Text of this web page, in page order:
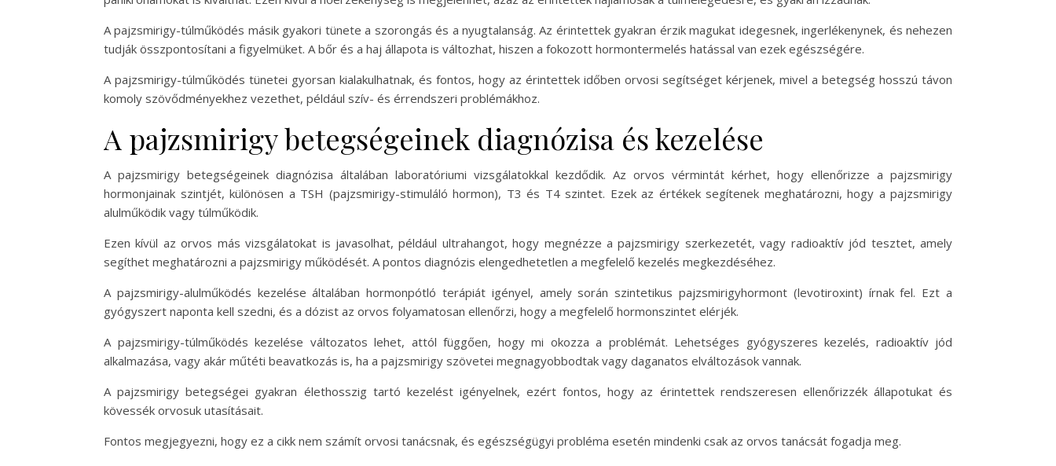
A pajzsmirigy-túlműködés másik gyakori tünete a szorongás és a nyugtalanság. Az érintettek gyakran érzik magukat idegesnek, ingerlékenynek, és nehezen
tudják összpontosítani a figyelmüket. A bőr és a haj állapota is változhat, hiszen a fokozott hormontermelés hatással van ezek egészségére.
A pajzsmirigy-túlműködés tünetei gyorsan kialakulhatnak, és fontos, hogy az érintettek időben orvosi segítséget kérjenek, mivel a betegség hosszú távon
komoly szövődményekhez vezethet, például szív- és érrendszeri problémákhoz.
A pajzsmirigy betegségeinek diagnózisa és kezelése
A pajzsmirigy betegségeinek diagnózisa általában laboratóriumi vizsgálatokkal kezdődik. Az orvos vérmintát kérhet, hogy ellenőrizze a pajzsmirigy
hormonjainak szintjét, különösen a TSH (pajzsmirigy-stimuláló hormon), T3 és T4 szintet. Ezek az értékek segítenek meghatározni, hogy a pajzsmirigy
alulműködik vagy túlműködik.
Ezen kívül az orvos más vizsgálatokat is javasolhat, például ultrahangot, hogy megnézze a pajzsmirigy szerkezetét, vagy radioaktív jód tesztet, amely
segíthet meghatározni a pajzsmirigy működését. A pontos diagnózis elengedhetetlen a megfelelő kezelés megkezdéséhez.
A pajzsmirigy-alulműködés kezelése általában hormonpótló terápiát igényel, amely során szintetikus pajzsmirigyhormont (levotiroxint) írnak fel. Ezt a
gyógyszert naponta kell szedni, és a dózist az orvos folyamatosan ellenőrzi, hogy a megfelelő hormonszintet elérjék.
A pajzsmirigy-túlműködés kezelése változatos lehet, attól függően, hogy mi okozza a problémát. Lehetséges gyógyszeres kezelés, radioaktív jód
alkalmazása, vagy akár műtéti beavatkozás is, ha a pajzsmirigy szövetei megnagyobbodtak vagy daganatos elváltozások vannak.
A pajzsmirigy betegségei gyakran élethosszig tartó kezelést igényelnek, ezért fontos, hogy az érintettek rendszeresen ellenőrizzék állapotukat és
kövessék orvosuk utasításait.
Fontos megjegyezni, hogy ez a cikk nem számít orvosi tanácsnak, és egészségügyi probléma esetén mindenki csak az orvos tanácsát fogadja meg.